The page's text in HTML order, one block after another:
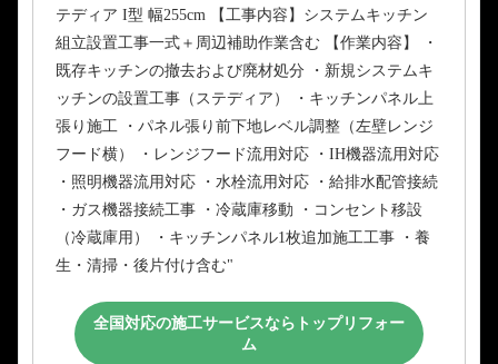
テディア I型 幅255cm 【工事内容】システムキッチン
組立設置工事一式＋周辺補助作業含む 【作業内容】 ・
既存キッチンの撤去および廃材処分 ・新規システムキ
ッチンの設置工事（ステディア） ・キッチンパネル上
張り施工 ・パネル張り前下地レベル調整（左壁レンジ
フード横） ・レンジフード流用対応 ・IH機器流用対応
・照明機器流用対応 ・水栓流用対応 ・給排水配管接続
・ガス機器接続工事 ・冷蔵庫移動 ・コンセント移設
（冷蔵庫用） ・キッチンパネル1枚追加施工工事 ・養
生・清掃・後片付け含む"
全国対応の施工サービスならトップリフォー
ム